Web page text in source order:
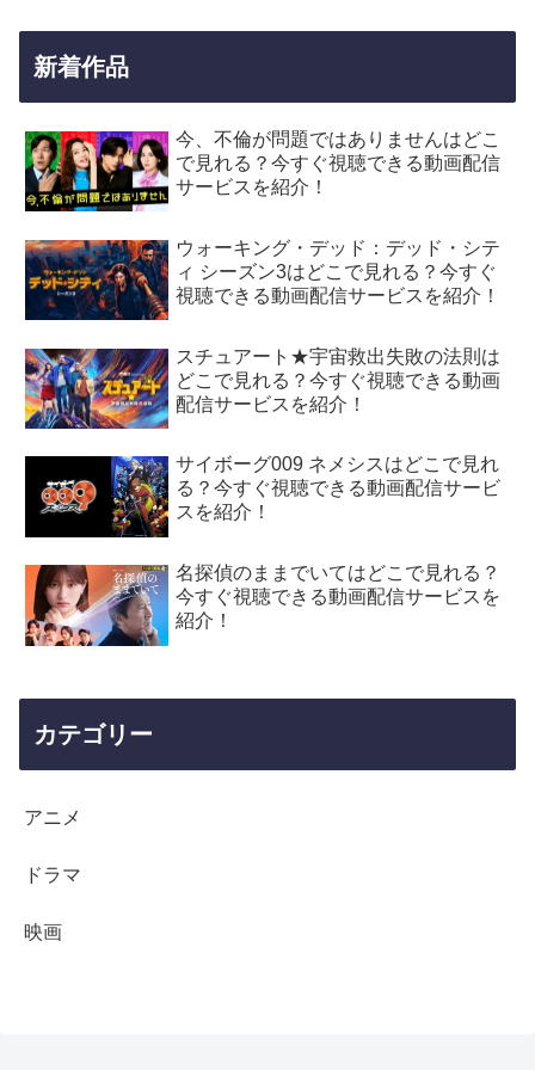
新着作品
今、不倫が問題ではありませんはどこ
で見れる？今すぐ視聴できる動画配信
サービスを紹介！
ウォーキング・デッド：デッド・シテ
ィ シーズン3はどこで見れる？今すぐ
視聴できる動画配信サービスを紹介！
スチュアート★宇宙救出失敗の法則は
どこで見れる？今すぐ視聴できる動画
配信サービスを紹介！
サイボーグ009 ネメシスはどこで見れ
る？今すぐ視聴できる動画配信サービ
スを紹介！
名探偵のままでいてはどこで見れる？
今すぐ視聴できる動画配信サービスを
紹介！
カテゴリー
アニメ
ドラマ
映画